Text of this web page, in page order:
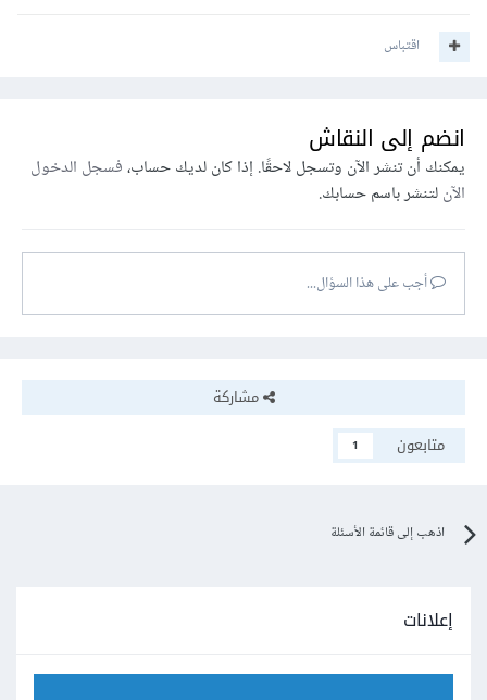
اقتباس
انضم إلى النقاش
يمكنك أن تنشر الآن وتسجل لاحقًا. إذا كان لديك حساب،فسجل الدخول
الآنلتنشر باسم حسابك.
أجب على هذا السؤال...
مشاركة
متابعون
1
اذهب إلى قائمة الأسئلة
إعلانات